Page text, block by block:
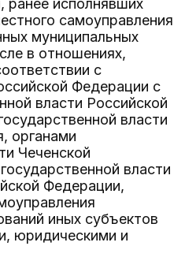
ранее исполнявших
самоуправления
муниципальных
в отношениях,
с
Федерации с
власти Российской
власти
органами
Чеченской
власти
Федерации,
иных субъектов
юридическими и